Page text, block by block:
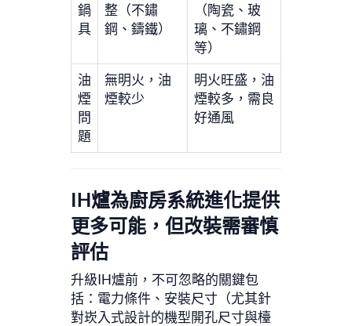
鍋
具
整（不鏽
鋼、鑄鐵）
（陶瓷、玻
璃、不鏽鋼
等）
油
煙
問
題
無明火，油
煙較少
明火旺盛，油
煙較多，需良
好通風
IH爐為廚房系統進化提供
更多可能，但改裝需審慎
評估
升級IH爐前，不可忽略的關鍵包
括：電力條件、安裝尺寸（尤其針
對崁入式設計的機型開孔尺寸與檯